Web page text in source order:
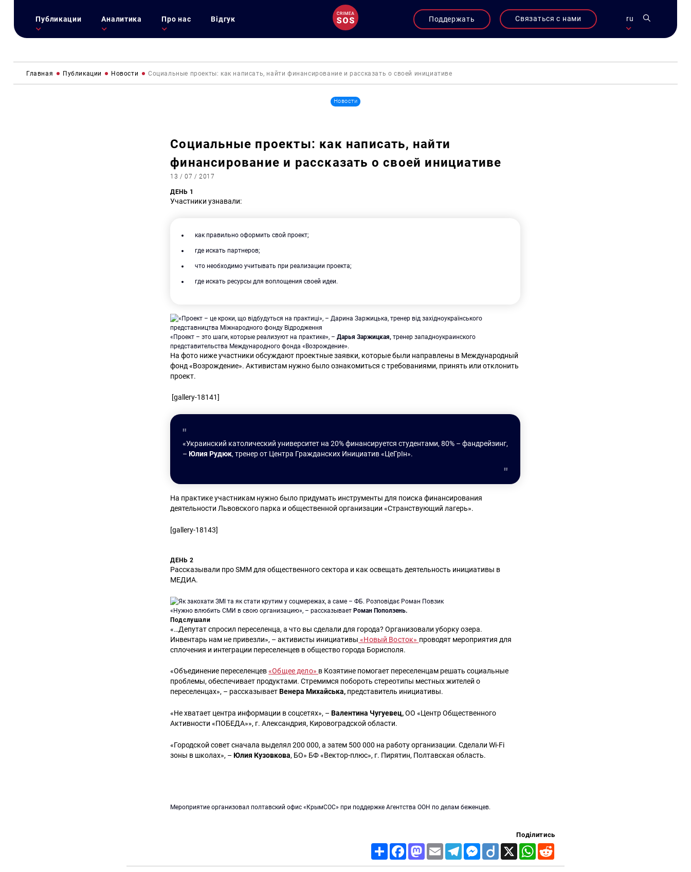
Публикации Аналитика Про нас Відгук Поддержать Связаться с нами ru
Главная Публикации Новости Социальные проекты: как написать, найти финансирование и рассказать о своей инициативе
Новости
Социальные проекты: как написать, найти
финансирование и рассказать о своей инициативе
13 / 07 / 2017
ДЕНЬ 1
Участники узнавали:
как правильно оформить свой проект;
где искать партнеров;
что необходимо учитывать при реализации проекта;
где искать ресурсы для воплощения своей идеи.
«Проект – это шаги, которые реализуют на практике», –Дарья Заржицкая, тренер западноукраинского
представительства Международного фонда «Возрождение».
На фото ниже участники обсуждают проектные заявки, которые были направлены в Международный
фонд «Возрождение». Активистам нужно было ознакомиться с требованиями, принять или отклонить
проект.
[gallery-18141]
«Украинский католический университет на 20% финансируется студентами, 80% – фандрейзинг,
– Юлия Рудюк, тренер от Центра Гражданских Инициатив «ЦеГрІн».
На практике участникам нужно было придумать инструменты для поиска финансирования
деятельности Львовского парка и общественной организации «Странствующий лагерь».
[gallery-18143]
ДЕНЬ 2
Рассказывали про SMM для общественного сектора и как освещать деятельность инициативы в
МЕДИА.
«Нужно влюбить СМИ в свою организацию», – рассказывает Роман Поползень.
Подслушали
«…Депутат спросил переселенца, а что вы сделали для города? Организовали уборку озера.
Инвентарь нам не привезли», – активисты инициативы «Новый Восток» проводят мероприятия для
сплочения и интеграции переселенцев в общество города Борисполя.
«Объединение переселенцев«Общее дело» в Козятине помогает переселенцам решать социальные
проблемы, обеспечивает продуктами. Стремимся побороть стереотипы местных жителей о
переселенцах», – рассказываетВенера Михайська, представитель инициативы.
«Не хватает центра информации в соцсетях», – Валентина Чугуевец,ОО «Центр Общественного
Активности «ПОБЕДА»», г. Александрия, Кировоградской области.
«Городской совет сначала выделял 200 000, а затем 500 000 на работу организации. Сделали Wi-Fi
зоны в школах», – Юлия Кузовкова, БО» БФ «Вектор-плюс», г. Пирятин, Полтавская область.
Мероприятие организовал полтавский офис «КрымСОС» при поддержке Агентства ООН по делам беженцев.
Поділитись
Share FacebookMastodon
Email TelegramMessenger
Diigo X WhatsApp